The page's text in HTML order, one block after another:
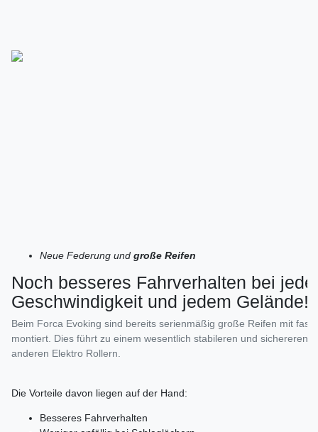
Neue Federung und große Reifen
Noch besseres Fahrverhalten bei
Geschwindigkeit und jedem Gelände!
Beim Forca Evoking sind bereits serienmäßig große Reifen mit fast
montiert. Dies führt zu einem wesentlich stabileren und sichereren
anderen Elektro Rollern.
Die Vorteile davon liegen auf der Hand:
Besseres Fahrverhalten